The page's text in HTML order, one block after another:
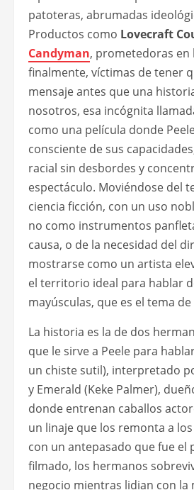
patoteras, abrumadas
Productos como Lovecraft
Candyman, prometedoras en
finalmente, víctimas de tener
mensaje antes que una
nosotros, esa incógnita
como una película donde
consciente de sus
racial sin desbordes y
espectáculo. Moviéndose del
ciencia ficción, con un uso
no como instrumentos
causa, o de la necesidad del
mostrarse como un artista
el territorio ideal para hablar
mayúsculas, que es el tema
La historia es la de dos
que le sirve a Peele para
un chiste sutil), interpretado
y Emerald (Keke Palmer),
donde entrenan caballos
un linaje que los remonta a
con un antepasado que fue el
filmado, los hermanos
negocio mientras lidian con